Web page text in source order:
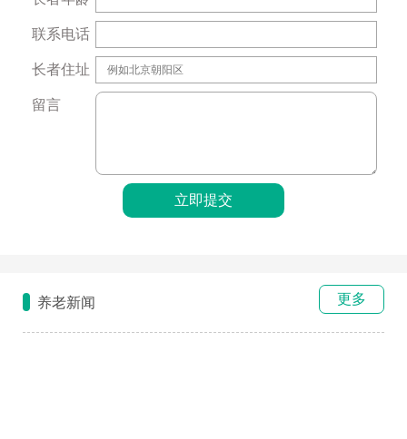
联系电话
长者住址
留言
养老新闻 更多